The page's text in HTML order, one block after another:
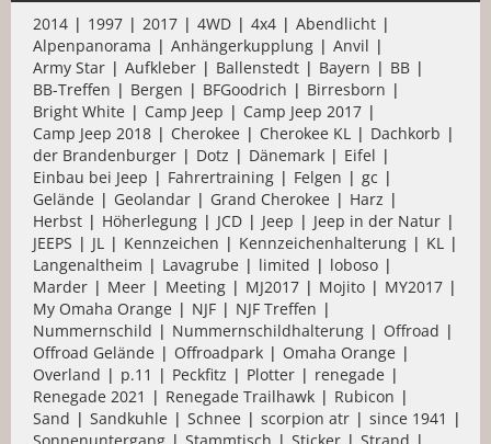
2014 1997 2017 4WD 4x4
Abendlicht
Alpenpanorama
Anhängerkupplung
Anvil
Army Star
Aufkleber Ballenstedt Bayern
BB
BB-Treffen
Bergen BFGoodrich
Birresborn
Bright White
Camp Jeep
Camp Jeep 2017
Camp Jeep 2018
Cherokee Cherokee KL
Dachkorb
der Brandenburger
Dotz Dänemark
Eifel
Einbau bei Jeep
Fahrertraining Felgen
gc
Gelände
Geolandar Grand Cherokee
Harz
Herbst
Höherlegung JCD Jeep
Jeep in der Natur
JEEPS
JL Kennzeichen Kennzeichenhalterung
KL
Langenaltheim
Lavagrube limited
loboso
Marder
Meer Meeting MJ2017 Mojito
MY2017
My Omaha Orange
NJF
NJF Treffen
Nummernschild
Nummernschildhalterung
Offroad
Offroad Gelände
Offroadpark
Omaha Orange
Overland
p.11 Peckfitz Plotter
renegade
Renegade 2021
Renegade Trailhawk
Rubicon
Sand
Sandkuhle Schnee scorpion atr
since 1941
Sonnenuntergang
Stammtisch Sticker
Strand